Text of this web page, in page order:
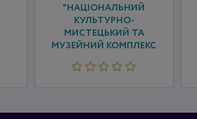
"НАЦІОНАЛЬНИЙ
КУЛЬТУРНО-
МИСТЕЦЬКИЙ ТА
МУЗЕЙНИЙ КОМПЛЕКС
"МИС...